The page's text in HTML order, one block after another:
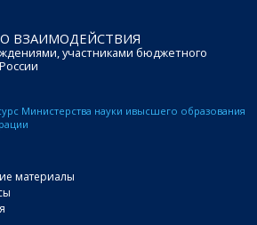
ВЗАИМОДЕЙСТВИЯ
участниками бюджетного
Министерства науки ивысшего образования
материалы